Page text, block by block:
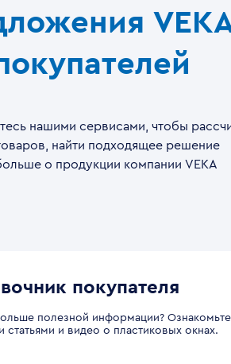
нашими сервисами, чтобы
найти подходящее решение
о продукции компании VEKA
покупателя
полезной информации?
статьями и видео о пластиковых окнах.